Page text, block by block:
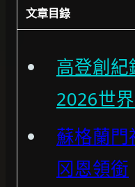
文章目錄
高登創紀
2026世
蘇格蘭門
冈恩領銜